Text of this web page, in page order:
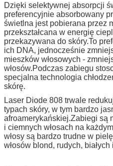
Dzięki selektywnej absorpcji
preferencyjnie absorbowany
świetlna jest pobierana przez
przekształcana w energię
przekazywana do skóry.To
ich DNA, jednocześnie
mieszków włosowych -
włosów.Podczas zabiegu
specjalna technologia
skórę.
Laser Diode 808 trwale
typach skóry, w tym bardzo
afroamerykańskiej.Zabiegi są
i ciemnych włosach na
włosy są bardzo trudne w
włosów blond, rudych, białych